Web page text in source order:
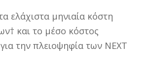
ελάχιστα μηνιαία κόστη
και το μέσο κόστος
την πλειοψηφία των NEXT